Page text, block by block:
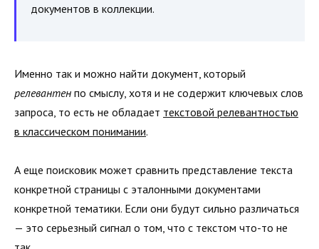
документов в коллекции.
Именно так и можно найти документ, который
релевантен по смыслу, хотя и не содержит ключевых слов
запроса, то есть не обладает текстовой релевантностью
в классическом понимании.
А еще поисковик может сравнить представление текста
конкретной страницы с эталонными документами
конкретной тематики. Если они будут сильно различаться
— это серьезный сигнал о том, что с текстом что-то не